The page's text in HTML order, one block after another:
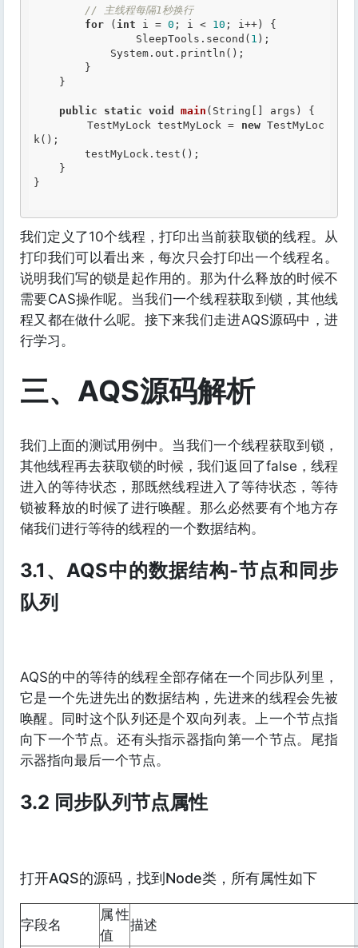
// 主线程每隔1秒换行
for ( int i = 0 ; i < 10 ; i++) {
        	SleepTools.second(
1 );
public static void main (String[] args) {
        TestMyLock testMyLock =
new TestMyLoc
k();
}
我们定义了10个线程，打印出当前获取锁的线程。从
打印我们可以看出来，每次只会打印出一个线程名。
说明我们写的锁是起作用的。那为什么释放的时候不
需要CAS操作呢。当我们一个线程获取到锁，其他线
程又都在做什么呢。接下来我们走进AQS源码中，进
行学习。
三、AQS源码解析
我们上面的测试用例中。当我们一个线程获取到锁，
其他线程再去获取锁的时候，我们返回了false，线程
进入的等待状态，那既然线程进入了等待状态，等待
锁被释放的时候了进行唤醒。那么必然要有个地方存
储我们进行等待的线程的一个数据结构。
3.1、AQS中的数据结构-节点和同步
队列
AQS的中的等待的线程全部存储在一个同步队列里，
它是一个先进先出的数据结构，先进来的线程会先被
唤醒。同时这个队列还是个双向列表。上一个节点指
向下一个节点。还有头指示器指向第一个节点。尾指
示器指向最后一个节点。
3.2 同步队列节点属性
打开AQS的源码，找到Node类，所有属性如下
字段名
属性
值
描述